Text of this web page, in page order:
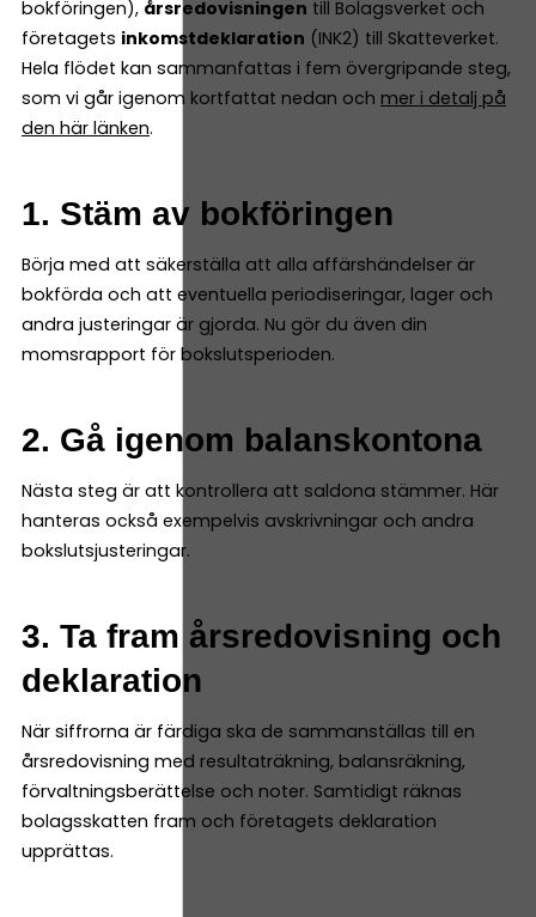
bokföringen), årsredovisningen till Bolagsverket och
företagets inkomstdeklaration (INK2) till Skatteverket.
Hela flödet kan sammanfattas i fem övergripande steg,
som vi går igenom kortfattat nedan och mer i detalj på
den här länken.
1. Stäm av bokföringen
Börja med att säkerställa att alla affärshändelser är
bokförda och att eventuella periodiseringar, lager och
andra justeringar är gjorda. Nu gör du även din
momsrapport för bokslutsperioden.
2. Gå igenom balanskontona
Nästa steg är att kontrollera att saldona stämmer. Här
hanteras också exempelvis avskrivningar och andra
bokslutsjusteringar.
3. Ta fram årsredovisning och
deklaration
När siffrorna är färdiga ska de sammanställas till en
årsredovisning med resultaträkning, balansräkning,
förvaltningsberättelse och noter. Samtidigt räknas
bolagsskatten fram och företagets deklaration
upprättas.